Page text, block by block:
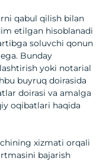
qabul qilish bilan
etilgan hisoblanadi
soluvchi qonun
Bunday
yoki notarial
buyruq doirasida
doirasi va amalga
oqibatlari haqida
xizmati orqali
bajarish